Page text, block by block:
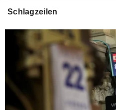
Schlagzeilen